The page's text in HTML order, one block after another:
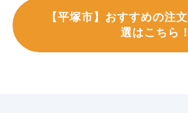
【平塚市】おすすめの注
選はこちら！